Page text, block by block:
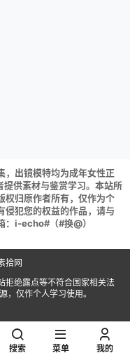
，出镜模特均为成年女性正
供素材与鉴赏学习。本站所
权归原作者所有，仅作为个
侵犯您的权益的作品，请与
：i-echo#（#换@）
拾网
拒绝露点等不符合国家相关法
，仅作个人学习使用。
搜索 菜单 我的